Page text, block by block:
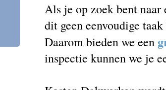
Als je op zoek bent
dit geen eenvoudige taak
Daarom bieden we een
inspectie kunnen we je